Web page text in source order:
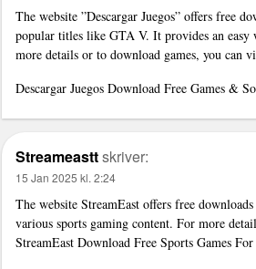
The website ”Descargar Juegos” offers free
popular titles like GTA V. It provides an easy
more details or to download games, you can
Descargar Juegos Download Free Games &
Streameasttskriver:
15 Jan 2025 kl. 2:24
The website StreamEast offers free
various sports gaming content. For more
StreamEast Download Free Sports Games